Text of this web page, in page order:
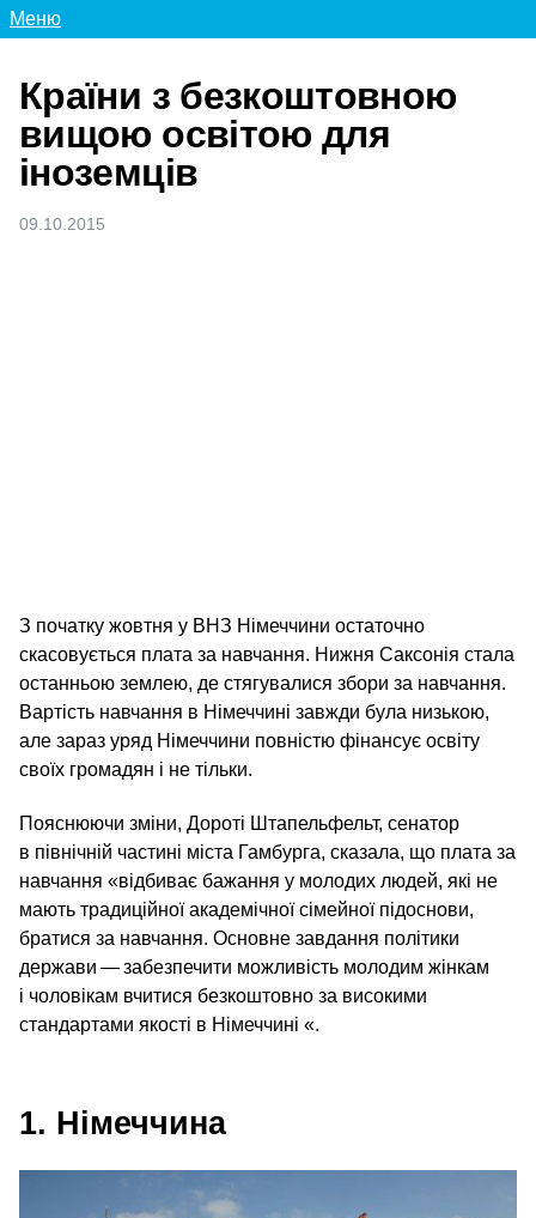
Меню
Країни з безкоштовною
вищою освітою для
іноземців
09.10.2015
З початку жовтня у ВНЗ Німеччини остаточно
скасовується плата за навчання. Нижня Саксонія стала
останньою землею, де стягувалися збори за навчання.
Вартість навчання в Німеччині завжди була низькою,
але зараз уряд Німеччини повністю фінансує освіту
своїх громадян і не тільки.
Пояснюючи зміни, Дороті Штапельфельт, сенатор
в північній частині міста Гамбурга, сказала, що плата за
навчання «відбиває бажання у молодих людей, які не
мають традиційної академічної сімейної підоснови,
братися за навчання. Основне завдання політики
держави — забезпечити можливість молодим жінкам
і чоловікам вчитися безкоштовно за високими
стандартами якості в Німеччині «.
1. Німеччина